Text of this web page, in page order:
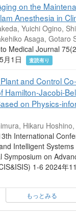
on the
Anesthesia in
Yuichi Ogino,
Asaga, Gotaro
Medical Journal
月1日
査読有り
and Control
Hamilton-Jacobi-
on Physics-
Hikaru
International
Intelligent
Symposium on
1-6 2024年
もっとみる